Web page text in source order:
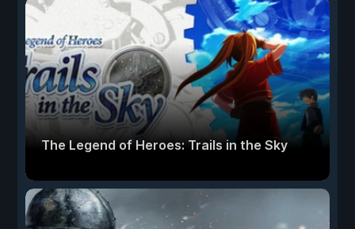
The Legend of Heroes: Trails in the Sky